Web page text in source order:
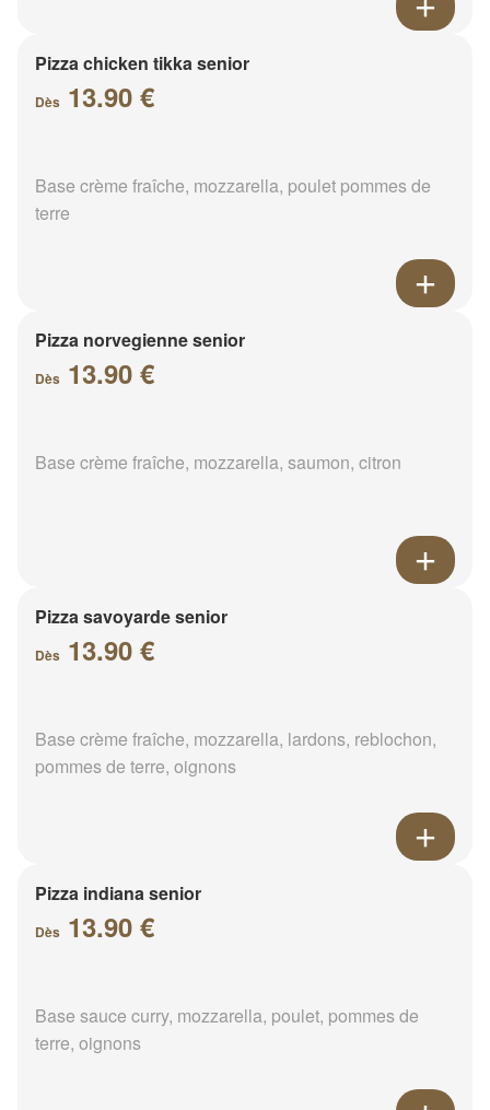
Pizza chicken tikka senior
Dès 13.90 €
Base crème fraîche, mozzarella, poulet pommes de
terre
Pizza norvegienne senior
Dès 13.90 €
Base crème fraîche, mozzarella, saumon, citron
Pizza savoyarde senior
Dès 13.90 €
Base crème fraîche, mozzarella, lardons, reblochon,
pommes de terre, oignons
Pizza indiana senior
Dès 13.90 €
Base sauce curry, mozzarella, poulet, pommes de
terre, oignons